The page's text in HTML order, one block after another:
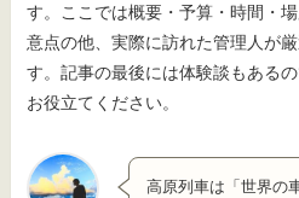
す。ここでは概要・予算・時間・
意点の他、実際に訪れた管理人が
す。記事の最後には体験談もある
お役立てください。
高原列車は「世界の